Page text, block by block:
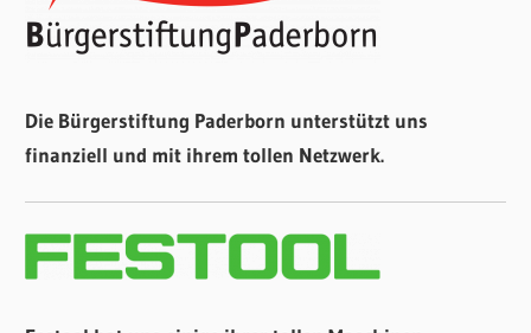
Die Bürgerstiftung Paderborn unterstützt uns
finanziell und mit ihrem tollen Netzwerk.